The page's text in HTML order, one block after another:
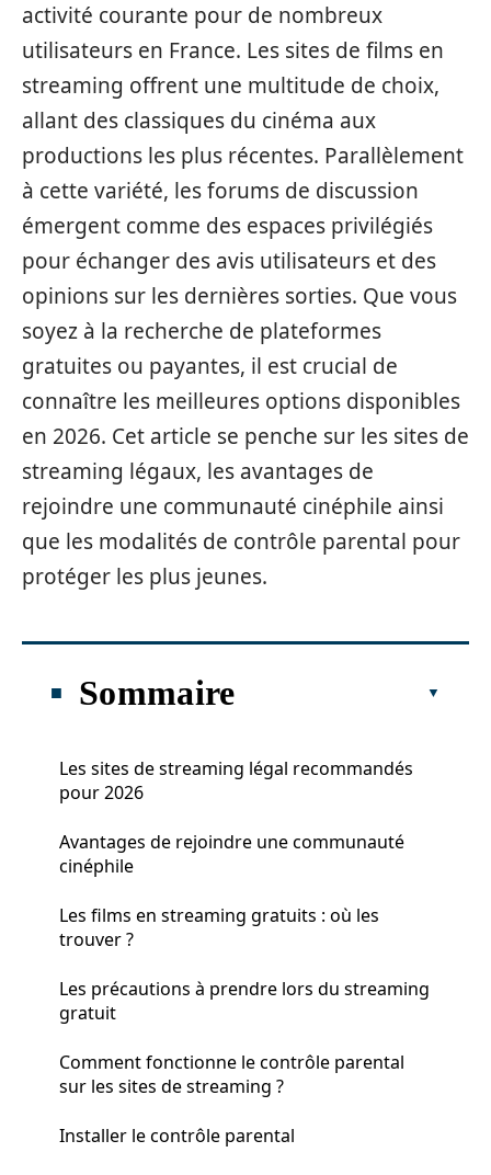
activité courante pour de nombreux
utilisateurs en France. Les sites de films en
streaming offrent une multitude de choix,
allant des classiques du cinéma aux
productions les plus récentes. Parallèlement
à cette variété, les forums de discussion
émergent comme des espaces privilégiés
pour échanger des avis utilisateurs et des
opinions sur les dernières sorties. Que vous
soyez à la recherche de plateformes
gratuites ou payantes, il est crucial de
connaître les meilleures options disponibles
en 2026. Cet article se penche sur les sites de
streaming légaux, les avantages de
rejoindre une communauté cinéphile ainsi
que les modalités de contrôle parental pour
protéger les plus jeunes.
Sommaire
Les sites de streaming légal recommandés
pour 2026
Avantages de rejoindre une communauté
cinéphile
Les films en streaming gratuits : où les
trouver ?
Les précautions à prendre lors du streaming
gratuit
Comment fonctionne le contrôle parental
sur les sites de streaming ?
Installer le contrôle parental